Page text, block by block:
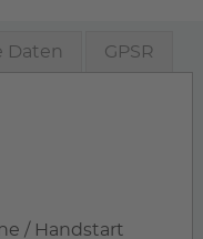
Daten GPSR
/ Handstart